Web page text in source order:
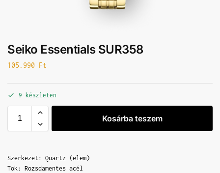
Seiko Essentials SUR358
105.990 Ft
9 készleten
Kosárba teszem
Szerkezet: Quartz (elem)
Tok: Rozsdamentes acél